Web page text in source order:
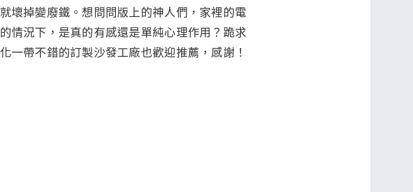
壞掉變廢鐵。想問問版上的神人們，家裡的電
情況下，是真的有感還是單純心理作用？跪求
一帶不錯的訂製沙發工廠也歡迎推薦，感謝！